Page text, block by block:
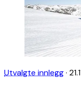
Utvalgte innlegg·